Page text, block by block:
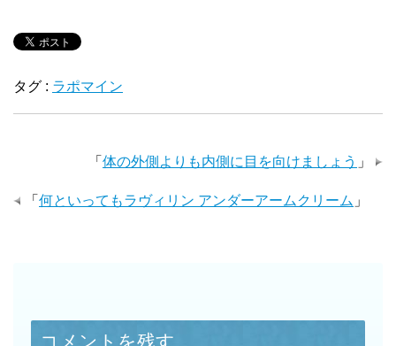
タグ : ラポマイン
「 体の外側よりも内側に目を向けましょう 」
「 何といってもラヴィリン アンダーアームクリーム 」
コメントを残す